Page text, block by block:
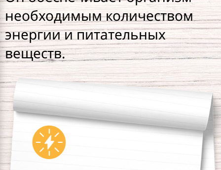
необходимым количеством
энергии и питательных
веществ.